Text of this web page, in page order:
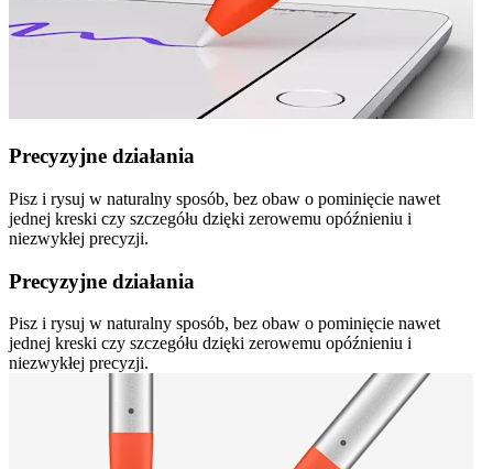
Precyzyjne działania
Pisz i rysuj w naturalny sposób, bez obaw o pominięcie nawet
jednej kreski czy szczegółu dzięki zerowemu opóźnieniu i
niezwykłej precyzji.
Precyzyjne działania
Pisz i rysuj w naturalny sposób, bez obaw o pominięcie nawet
jednej kreski czy szczegółu dzięki zerowemu opóźnieniu i
niezwykłej precyzji.